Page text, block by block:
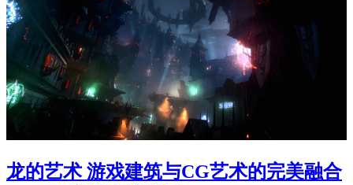
龙的艺术 游戏建筑与CG艺术的完美融合